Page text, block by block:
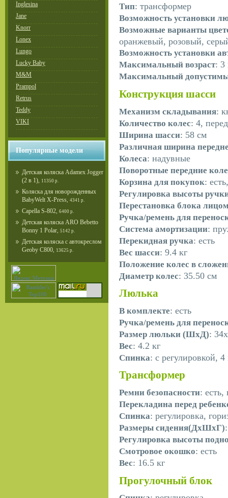
Inglesina
Jane
Knorr
Lonex
Lungo
Lucky Baby
M&M
Prampol
Retrus
Teddy
VIKI
Популярные модели
Детская коляска Adamex Jogger
(2 в 1)
11350 р.
Коляска для новорожденных
BabyWelt X-Press 4341 р.
Capella S-802 6400 р.
Детская коляска ARO Bebetto
Bonny 1 Polar 5142 р.
Детская коляска с автокреслом
Geoby C800
13625 р.
Тип: трансформер
Возможность установки
Возможные варианты
оранжевый, розовый,
Возможность установки
Максимальный возраст: 3
Максимальный
Конструкция шасси
Механизм складывания:
Количество колес: 4,
Ширина шасси: 58 см
Различная ширина
Колеса: надувные
Поворотные передние
Корзина для покупок:
Регулировка высоты
Перестановка блока
Ручка/ремень для
Система амортизации:
Перекидная ручка: есть
Вес шасси: 9.4 кг
Положение колес в
Диаметр колес: 35.50 см
Люлька
В комплекте: есть
Ручка/ремень для
Размер люльки (ШxД):
Вес: 4.2 кг
Спинка: с регулировкой,
Трансформер
Ремни безопасности:
Перекладина перед
Спинка: регулировка,
Размеры сидения(ДхШхГ)
Регулировка высоты
Смотровое окошко: есть
Вес: 16.5 кг
Прогулочный блок